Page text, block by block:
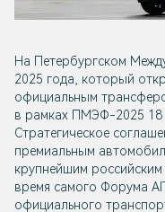
На Петербургском
2025 года, который
официальным
в рамках ПМЭФ-2025
Стратегическое
премиальным
крупнейшим
время самого Форума
официального